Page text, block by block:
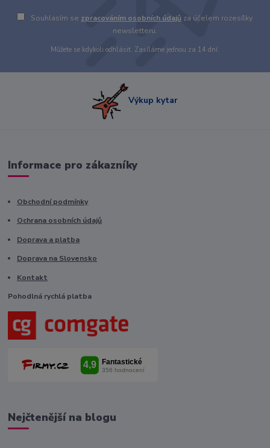
Souhlasím se zpracováním osobních údajů za účelem rozesílky
newsletteru.
Můžete se kdykoli odhlásit. Zasíláme jednou za 14 dní.
Výkup kytar
Informace pro zákazníky
Obchodní podmínky
Ochrana osobních údajů
Doprava a platba
Doprava na Slovensko
Kontakt
Pohodlná rychlá platba
Nejčtenější na blogu